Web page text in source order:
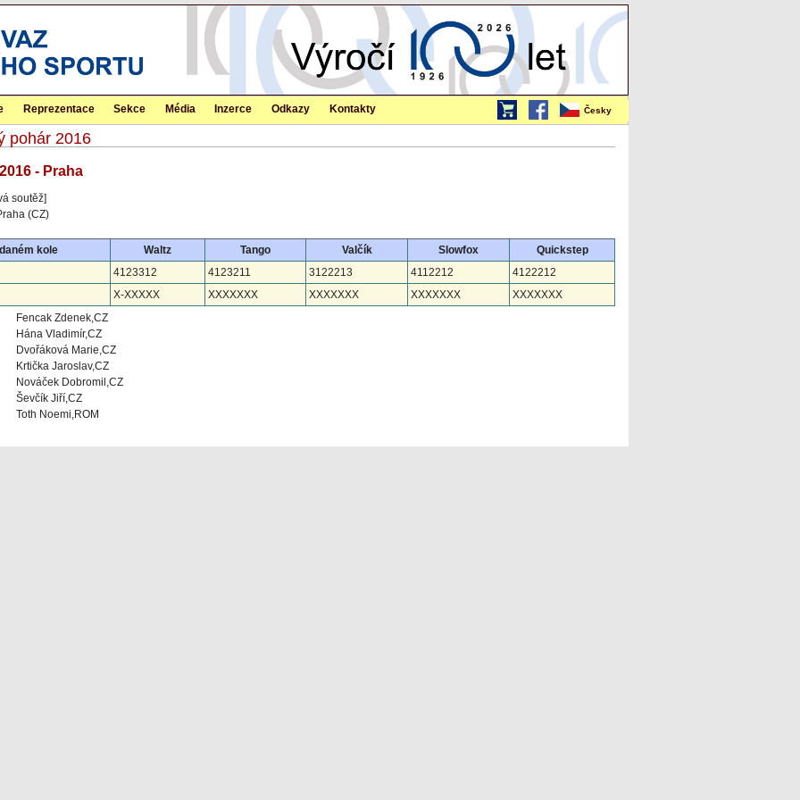
Česky
Reprezentace Sekce Média Inzerce Odkazy Kontakty
pohár 2016
- Praha
soutěž]
(CZ)
kole Waltz Tango Valčík Slowfox
Quickstep
4123312 4123211 3122213 4112212
4122212
X-XXXXX XXXXXXX XXXXXXX XXXXXXX
XXXXXXX
Fencak Zdenek,CZ
Hána Vladimír,CZ
Dvořáková Marie,CZ
Krtička Jaroslav,CZ
Nováček Dobromil,CZ
Ševčík Jiří,CZ
Toth Noemi,ROM